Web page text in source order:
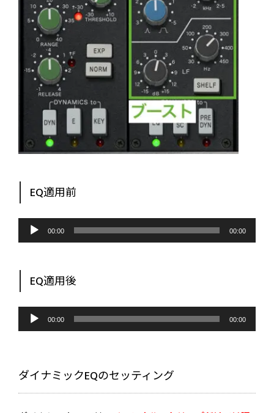
EQ適用前
音
プ
ヤ
00:00 00:00
EQ適用後
音
プ
00:00 00:00
ダイナミックEQのセッティング